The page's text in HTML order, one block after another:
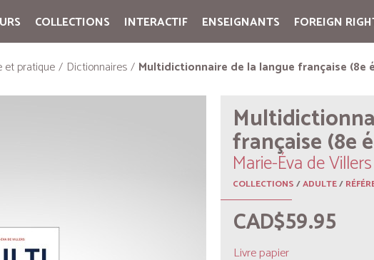
COLLECTIONS INTERACTIF ENSEIGNANTS FOREIGN
Cart: (vide)
et pratique Dictionnaires Multidictionnaire de la langue française (8e
française (8e
Marie-Éva de Villers
COLLECTIONS/ADULTE/
CAD$59.95
Livre papier